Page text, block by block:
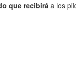
que recibirá a los